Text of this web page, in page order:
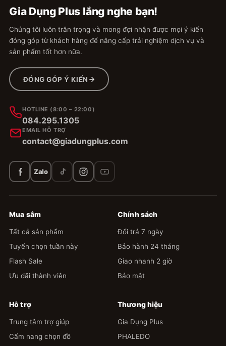
50cm,6 móc
Chất lượng sản phẩm:ok Giao nhanh, đúng
mẫu, hàng nguyên vẹn không móp méo trầy
xước rơi vỡ gì, đáng mua thử nha mọi người,
2
yenthanhh
40cm+6 móc
Keo dán rất chắc nhưng mà shop gửi 3 tuýp
1
huongly.311292
Chắc chắn. Đẹp . Nhà e lắp lên mà để đc đống
điif gọn gàng quá. ..
Gia Dụng Plus lắng nghe bạn!
Chúng tôi luôn trân trọng và mong đợi nhận được mọi ý kiến
đóng góp từ khách hàng để nâng cấp trải nghiệm dịch vụ và
sản phẩm tốt hơn nữa.
ĐÓNG GÓP Ý KIẾN
HOTLINE (8:00 – 22:00)
084.295.1305
EMAIL HỖ TRỢ
contact@giadungplus.com
Zalo
Mua sắm
Tất cả sản phẩm
Tuyển chọn tuần này
Flash Sale
Ưu đãi thành viên
Chính sách
Đổi trả 7 ngày
Bảo hành 24 tháng
Giao nhanh 2 giờ
Bảo mật
Hỗ trợ
Trung tâm trợ giúp
Cẩm nang chọn đồ
Thương hiệu
Gia Dụng Plus
PHALEDO